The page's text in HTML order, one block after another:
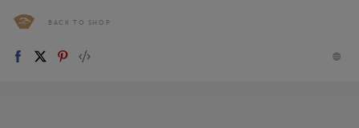
BACK TO SHOP